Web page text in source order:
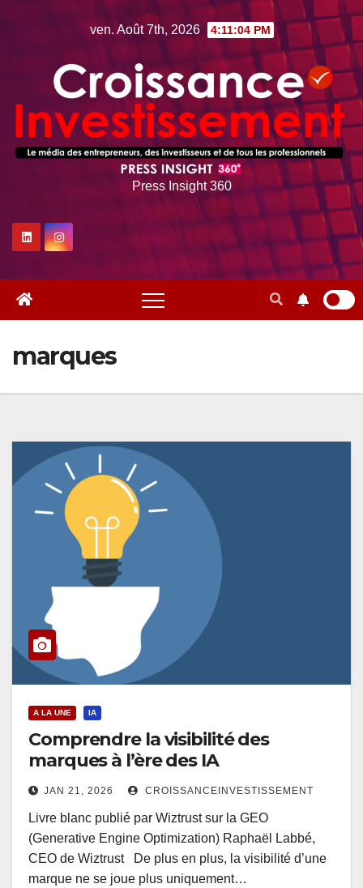
ven. Août 7th, 2026 4:11:05 PM
Press Insight 360
marques
A LA UNE IA
Comprendre la visibilité des
marques à l’ère des IA
JAN 21, 2026 CROISSANCEINVESTISSEMENT
Livre blanc publié par Wiztrust sur la GEO
(Generative Engine Optimization) Raphaël Labbé,
CEO de Wiztrust De plus en plus, la visibilité d’une
marque ne se joue plus uniquement…